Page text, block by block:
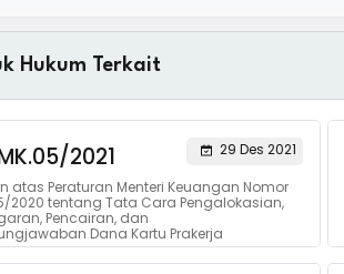
Hukum Terkait
2021
29 Des 2021
atas Peraturan Menteri Keuangan Nomor
2020 tentang Tata Cara Pengalokasian,
Pencairan, dan
Dana Kartu Prakerja